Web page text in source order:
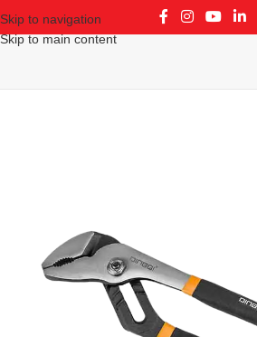
Skip to navigation
Skip to main content